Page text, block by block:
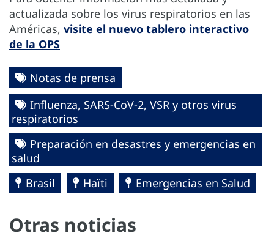
actualizada sobre los virus respiratorios en las
Américas, visite el nuevo tablero interactivo
de la OPS
Notas de prensa
Influenza, SARS-CoV-2, VSR y otros virus
respiratorios
Preparación en desastres y emergencias en
salud
Brasil
Haïti Emergencias en Salud
Otras noticias